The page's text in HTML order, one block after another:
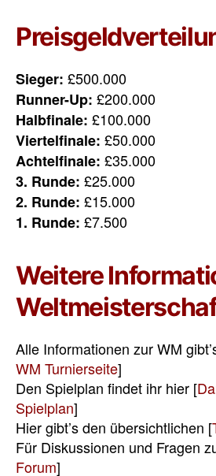
Sieger: £500.000
Runner-Up: £200.000
Halbfinale: £100.000
Viertelfinale: £50.000
Achtelfinale: £35.000
3. Runde: £25.000
2. Runde: £15.000
1. Runde: £7.500
Weitere
Alle Informationen zur WM
WM Turnierseite]
Den Spielplan findet ihr hier [
Spielplan]
Hier gibt’s den übersichtlichen [
Für Diskussionen und Fragen
Forum]